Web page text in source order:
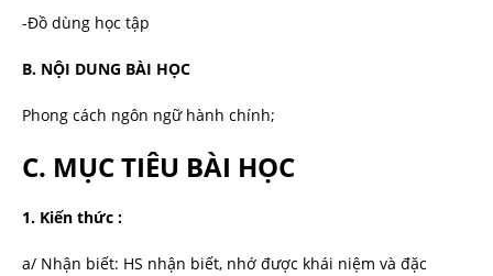
-Đồ dùng học tập
B. NỘI DUNG BÀI HỌC
Phong cách ngôn ngữ hành chính;
C. MỤC TIÊU BÀI HỌC
1. Kiến thức :
a/ Nhận biết: HS nhận biết, nhớ được khái niệm và đặc